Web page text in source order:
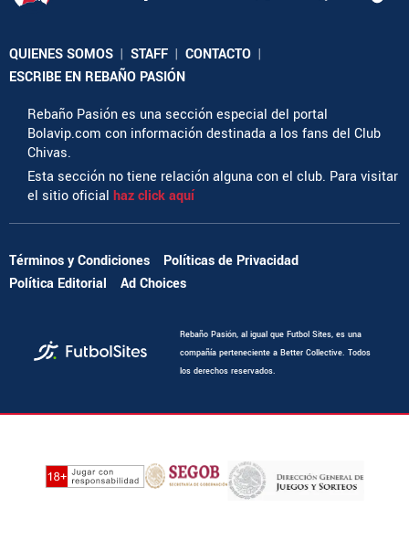
QUIENES SOMOS | STAFF | CONTACTO |
ESCRIBE EN REBAÑO PASIÓN
Rebaño Pasión es una sección especial del portal
Bolavip.com con información destinada a los fans del Club
Chivas.
Esta sección no tiene relación alguna con el club. Para visitar
el sitio oficial haz click aquí
Términos y Condiciones
Políticas de Privacidad
Política Editorial
Ad Choices
Rebaño Pasión, al igual que Futbol Sites, es una
compañía perteneciente a Better Collective. Todos
los derechos reservados.